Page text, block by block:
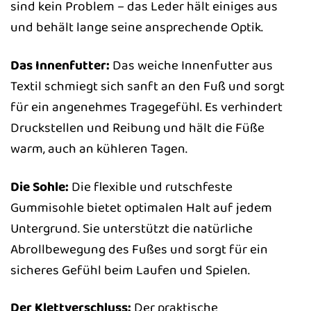
sind kein Problem – das Leder hält einiges aus
und behält lange seine ansprechende Optik.
Das Innenfutter: Das weiche Innenfutter aus
Textil schmiegt sich sanft an den Fuß und sorgt
für ein angenehmes Tragegefühl. Es verhindert
Druckstellen und Reibung und hält die Füße
warm, auch an kühleren Tagen.
Die Sohle: Die flexible und rutschfeste
Gummisohle bietet optimalen Halt auf jedem
Untergrund. Sie unterstützt die natürliche
Abrollbewegung des Fußes und sorgt für ein
sicheres Gefühl beim Laufen und Spielen.